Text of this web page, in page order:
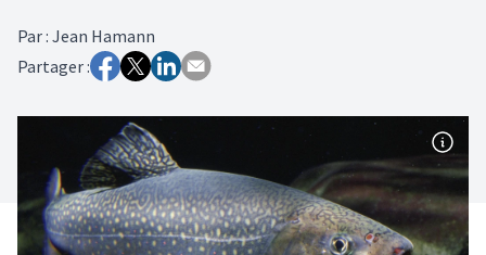
Par: Jean Hamann
Partager :